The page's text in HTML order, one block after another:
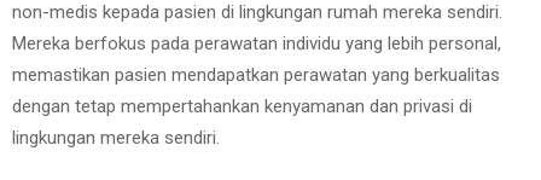
non-medis kepada pasien di lingkungan rumah mereka sendiri.
Mereka berfokus pada perawatan individu yang lebih personal,
memastikan pasien mendapatkan perawatan yang berkualitas
dengan tetap mempertahankan kenyamanan dan privasi di
lingkungan mereka sendiri.